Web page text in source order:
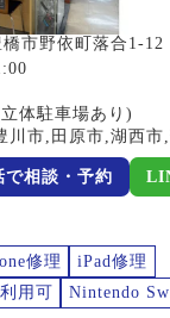
市野依町落合1-
体駐車場あり)
川市,田原市,湖西
で相談・予約
修理
iPad修理
用可
Nintendo